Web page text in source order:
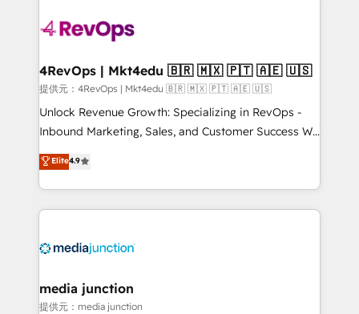
requirement). ✔️Helped over 25,000+ customers so
far with our HubSpot solutions. ✔️Bespoke apps &
on-demand bundle services. Connect with us today!
4RevOps | Mkt4edu 🇧🇷 🇲🇽 🇵🇹 🇦🇪 🇺🇸
提供元：4RevOps | Mkt4edu 🇧🇷 🇲🇽 🇵🇹 🇦🇪 🇺🇸
Unlock Revenue Growth: Specializing in RevOps -
Inbound Marketing, Sales, and Customer Success We
specialize in driving revenue growth for companies
across industries through tailored marketing, sales,
and customer success strategies, utilizing RevOps
methodologies. As Latin America's largest HubSpot
offer unparalleled insights. Operating in five
Mexico, USA, and Portugal—we've executed over a
hundred successful operations. Our approach,
Elite4.9
media junction
提供元：media junction